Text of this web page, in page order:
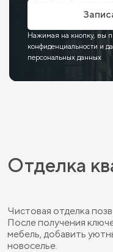
Нажимая на кнопку, вы
конфиденциальности и
персональных данных
Отделка
Чистовая отделка
После получения
мебель, добавить
новоселье.